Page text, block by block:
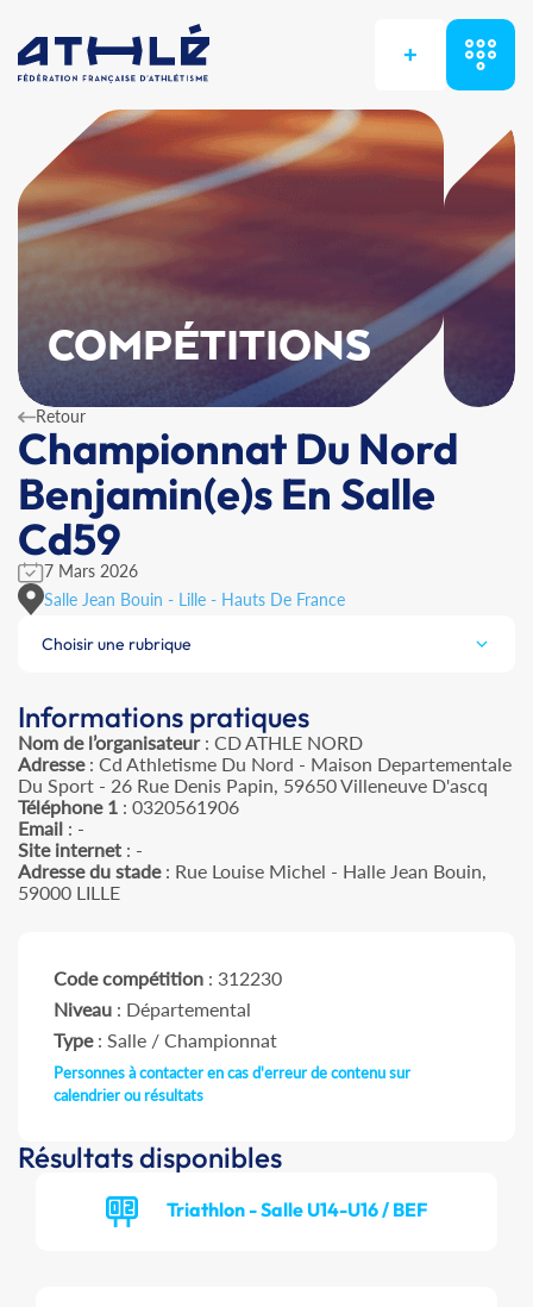
+
COMPÉTITIONS
Retour
Championnat Du Nord
Benjamin(e)s En Salle
Cd59
7 Mars 2026
Salle Jean Bouin - Lille - Hauts De France
Choisir une rubrique
Informations pratiques
Nom de l’organisateur: CD ATHLE NORD
Adresse: Cd Athletisme Du Nord - Maison Departementale
Du Sport - 26 Rue Denis Papin, 59650 Villeneuve D'ascq
Téléphone 1 : 0320561906
Email : -
Site internet : -
Adresse du stade: Rue Louise Michel - Halle Jean Bouin,
59000 LILLE
Code compétition : 312230
Niveau : Départemental
Type: Salle / Championnat
Personnes à contacter en cas d'erreur de contenu sur
calendrier ou résultats
Résultats disponibles
Triathlon - Salle U14-U16 / BEF